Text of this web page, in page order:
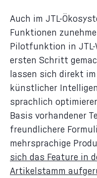
Auch im JTL-
Funktionen
Pilotfunktion in
ersten Schritt
lassen sich direkt
künstlicher
sprachlich
Basis vorhandener
freundlichere
mehrsprachige
sich das Feature in
Artikelstamm